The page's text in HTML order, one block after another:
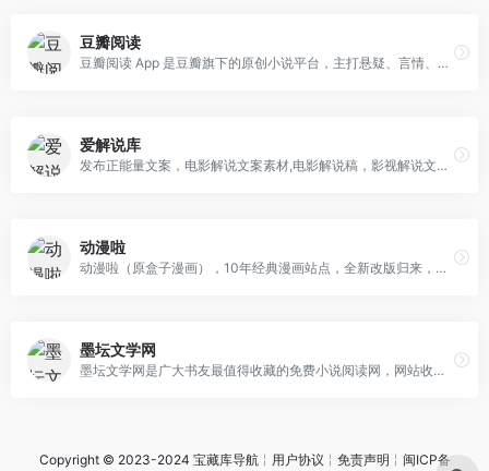
豆瓣阅读
豆瓣阅读 App 是豆瓣旗下的原创小说平台，主打悬疑、言情、女性、幻想等类型，已有多部作品成功改编为影视剧，如《情人》《失笑》《女神的当打之年》
爱解说库
发布正能量文案，电影解说文案素材,电影解说稿，影视解说文案，电影解说文案素材网。
动漫啦
动漫啦（原盒子漫画），10年经典漫画站点，全新改版归来，无广告的清新漫画站点，依旧为您提供最新最全的漫画。
墨坛文学网
墨坛文学网是广大书友最值得收藏的免费小说阅读网，网站收录了当前最火热的免费小说，免费提供高质量的小说最新章节，是广大免费小说爱好者必备的小说阅读网。
Copyright © 2023-2024 宝藏库导航╎ 用户协议 ╎ 免责声明 ╎ 闽ICP备